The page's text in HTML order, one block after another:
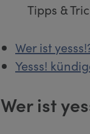
Tipps &
Wer ist
Yesss!
Wer ist